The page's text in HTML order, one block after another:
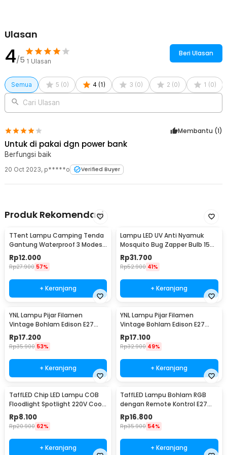
Ulasan
4/5 1 Ulasan
Beri Ulasan
Semua 5 (0) 4 (1) 3 (0) 2 (0) 1 (0)
Cari Ulasan
Membantu (1)
Untuk di pakai dgn power bank
Berfungsi baik
20 Oct 2023, p*****o Verified Buyer
Produk Rekomendasi
TTent Lampu Camping Tenda
Gantung Waterproof 3 Modes
6000K 1.5W - 5188
Rp12.000
Rp27.900 57%
+ Keranjang
Lampu LED UV Anti Nyamuk
Mosquito Bug Zapper Bulb 15W
E27 Cool White - YC1350
Rp31.700
Rp52.900 41%
+ Keranjang
YNL Lampu Pijar Filamen
Vintage Bohlam Edison E27
40W - ST64
Rp17.200
Rp35.900 53%
+ Keranjang
YNL Lampu Pijar Filamen
Vintage Bohlam Edison E27
60W - ST64
Rp17.100
Rp32.900 49%
+ Keranjang
TaffLED Chip LED Lampu COB
Floodlight Spotlight 220V Cool
White 6000K 50W - COB4060-
AC220-50
Rp8.100
Rp20.900 62%
+ Keranjang
TaffLED Lampu Bohlam RGB
dengan Remote Kontrol E27
3W - BONDA B2
Rp16.800
Rp35.900 54%
+ Keranjang